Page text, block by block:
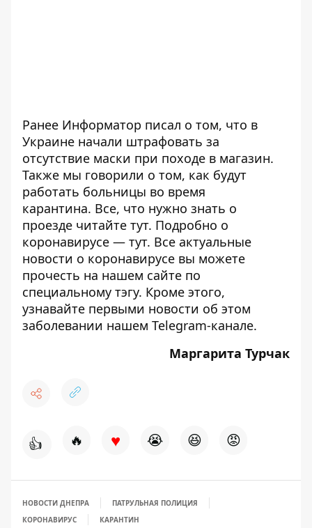
Ранее Информатор писал о том, что в
Украине начали штрафовать за
отсутствие маски при походе в магазин.
Также мы говорили о том, как будут
работать больницы во время
карантина. Все, что нужно знать о
проезде читайте тут. Подробно о
коронавирусе — тут. Все актуальные
новости о коронавирусе вы можете
прочесть на нашем сайте по
специальному тэгу. Кроме этого,
узнавайте первыми новости об этом
заболевании нашем Telegram-канале.
Маргарита Турчак
👍 🔥 ♥ 😭 😆 😡
НОВОСТИ ДНЕПРА
ПАТРУЛЬНАЯ ПОЛИЦИЯ
КОРОНАВИРУС
КАРАНТИН